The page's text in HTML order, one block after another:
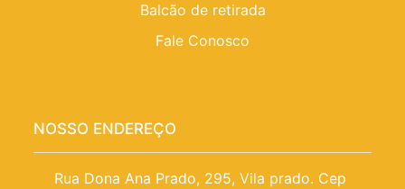
Balcão de retirada
Fale Conosco
NOSSO ENDEREÇO
Rua Dona Ana Prado, 295, Vila prado. Cep